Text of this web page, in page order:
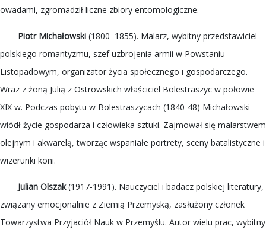
owadami, zgromadził liczne zbiory entomologiczne.
Piotr Michałowski (1800–1855). Malarz, wybitny przedstawiciel
polskiego romantyzmu, szef uzbrojenia armii w Powstaniu
Listopadowym, organizator życia społecznego i gospodarczego.
Wraz z żoną Julią z Ostrowskich właściciel Bolestraszyc w połowie
XIX w. Podczas pobytu w Bolestraszycach (1840-48) Michałowski
wiódł życie gospodarza i człowieka sztuki. Zajmował się malarstwem
olejnym i akwarelą, tworząc wspaniałe portrety, sceny batalistyczne i
wizerunki koni.
Julian Olszak(1917-1991). Nauczyciel i badacz polskiej literatury,
związany emocjonalnie z Ziemią Przemyską, zasłużony członek
Towarzystwa Przyjaciół Nauk w Przemyślu. Autor wielu prac, wybitny